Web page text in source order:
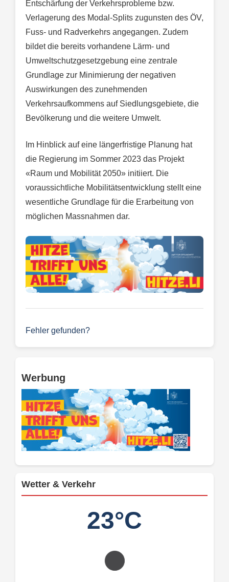
Entschärfung der Verkehrsprobleme bzw.
Verlagerung des Modal-Splits zugunsten des ÖV,
Fuss- und Radverkehrs angegangen. Zudem
bildet die bereits vorhandene Lärm- und
Umweltschutzgesetzgebung eine zentrale
Grundlage zur Minimierung der negativen
Auswirkungen des zunehmenden
Verkehrsaufkommens auf Siedlungsgebiete, die
Bevölkerung und die weitere Umwelt.
Im Hinblick auf eine längerfristige Planung hat
die Regierung im Sommer 2023 das Projekt
«Raum und Mobilität 2050» initiiert. Die
voraussichtliche Mobilitätsentwicklung stellt eine
wesentliche Grundlage für die Erarbeitung von
möglichen Massnahmen dar.
Fehler gefunden?
Werbung
Wetter & Verkehr
23°C